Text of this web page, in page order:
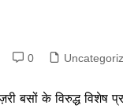
0
बसों के विरुद्ध विशेष